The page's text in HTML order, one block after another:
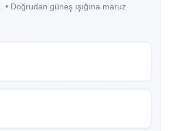
Doğrudan güneş ışığına maruz